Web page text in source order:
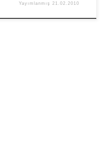
Yayımlanmış 21.02.2010